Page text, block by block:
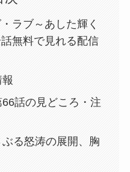
ラブ～あした輝く
無料で見れる配信
66話の見どころ・注
る怒涛の展開、胸